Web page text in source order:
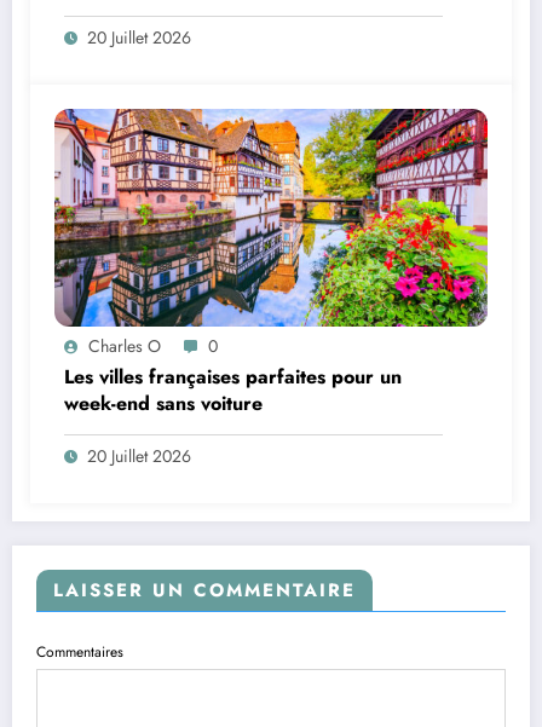
20 Juillet 2026
Charles O 0
Les villes françaises parfaites pour un
week-end sans voiture
20 Juillet 2026
LAISSER UN COMMENTAIRE
Commentaires